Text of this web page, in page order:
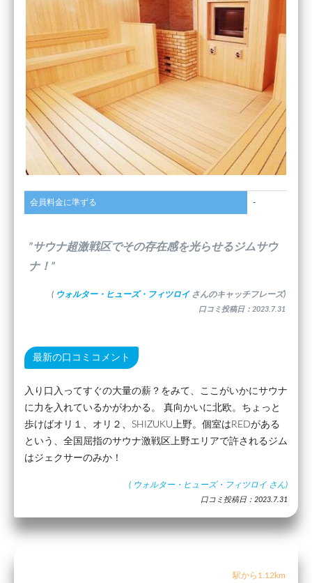
会員料金に準ずる -
”サウナ超激戦区でその存在感を光らせるジムサウ
ナ！”
( ウォルター・ヒューズ・フィツロイ さんのキャッチフレーズ)
口コミ投稿日：2023.7.31
最新の口コミコメント
入り口入ってすぐの大量の薪？をみて、ここがいかにサウナ
に力を入れているかがわかる。 真向かいに北欧。ちょっと
歩けばオリ１、オリ２、SHIZUKU上野。個室はREDがある
という、全国屈指のサウナ激戦区上野エリアで許されるジム
はジェクサーのみか！
( ウォルター・ヒューズ・フィツロイ さん)
口コミ投稿日：2023.7.31
駅から1.12km